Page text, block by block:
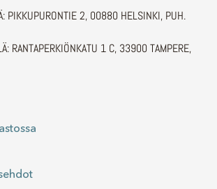
PIKKUPURONTIE 2, 00880 HELSINKI, PUH.
RANTAPERKIÖNKATU 1 C, 33900 TAMPERE,